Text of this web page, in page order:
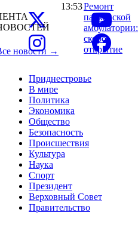
Приднестровье
В мире
Политика
Экономика
Общество
Безопасность
Происшествия
Культура
Наука
Спорт
Президент
Верховный Совет
Правительство
новости →
13:53Ремонт
парканской
амбулатории:
скоро
открытие